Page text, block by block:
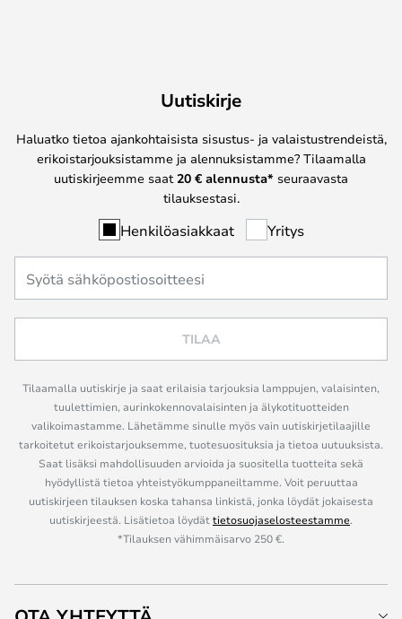
Uutiskirje
Haluatko tietoa ajankohtaisista sisustus- ja valaistustrendeistä,
erikoistarjouksistamme ja alennuksistamme? Tilaamalla
uutiskirjeemme saat 20 € alennusta* seuraavasta
tilauksestasi.
Henkilöasiakkaat Yritys
TILAA
Tilaamalla uutiskirje ja saat erilaisia tarjouksia lamppujen, valaisinten,
tuulettimien, aurinkokennovalaisinten ja älykotituotteiden
valikoimastamme. Lähetämme sinulle myös vain uutiskirjetilaajille
tarkoitetut erikoistarjouksemme, tuotesuosituksia ja tietoa uutuuksista.
Saat lisäksi mahdollisuuden arvioida ja suositella tuotteita sekä
hyödyllistä tietoa yhteistyökumppaneiltamme. Voit peruuttaa
uutiskirjeen tilauksen koska tahansa linkistä, jonka löydät jokaisesta
uutiskirjeestä. Lisätietoa löydättietosuojaselosteestamme.
*Tilauksen vähimmäisarvo 250 €.